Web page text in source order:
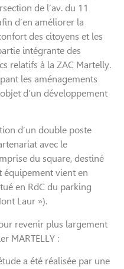
de l’av. du 11
d’en améliorer la
des citoyens et les
intégrante des
rela­tifs à la ZAC Martelly.
les aménagements
d’un déve­loppement
d’un double poste
avec le
du square, destiné
équipement vient en
en RdC du parking
Laur »).
revenir plus largement
MARTELLY :
a été réalisée par une